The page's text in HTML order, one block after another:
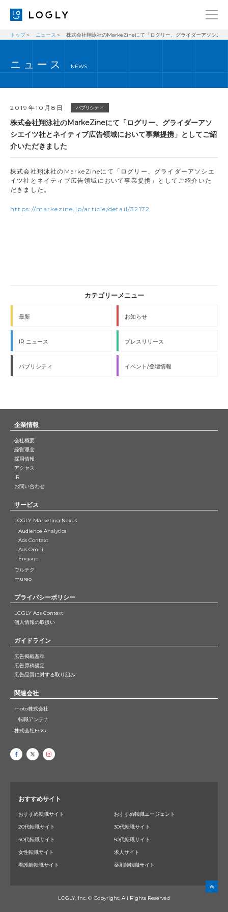
経営理念
ブログ
採用情報
IR
お問い合わせ
トップ ニュース 株式会社翔泳社のMarkeZineにて「ログリー、グライダーアソシエ
ニュース NEWS
2019年10月8日 パブリシティ
株式会社翔泳社のMarkeZineにて「ログリー、グライダーアソ
シエイツ社とネイティブ広告領域において事業提携」としてご紹
介いただきました
株式会社翔泳社のMarkeZineにて「ログリー、グライダーアソシエ
イツ社とネイティブ広告領域において事業提携」としてご紹介いた
だきました。
https://markezine.jp/article/detail/32172
最新 お知らせ
IR ニュース プレスリリース
パブリシティ イベント/登壇情報
企業情報
会社概要
経営理念
採用情報
アクセス
IR
お問い合わせ
サービス
LOGLY Marketing Nexus
Audience Analytics
Ads Context
Ads Omni
Engage
ウルテク
mureo
プライバシーポリシー
LOGLY Ads Context
個人情報の取扱い
ガイドライン
広告掲載基準
広告原稿規定
広告品質に対する取り組み
関連会社
moto株式会社
転職アンテナ
株式会社EGG
おすすめサイト
おすすめ転職サイト
おすすめ転職エージェント
20代転職サイト
30代転職サイト
40代転職サイト
50代転職サイト
女性転職サイト
求人サイト
看護師転職サイト
薬剤師転職サイト
LOGLY, Inc. © Copyright, All Rights Reserved